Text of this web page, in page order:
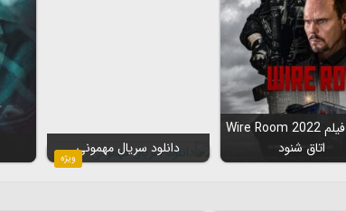
دانلود فیلم Wire Room 2022
اتاق شنود
ویژه
دانلود سریال مهمونی